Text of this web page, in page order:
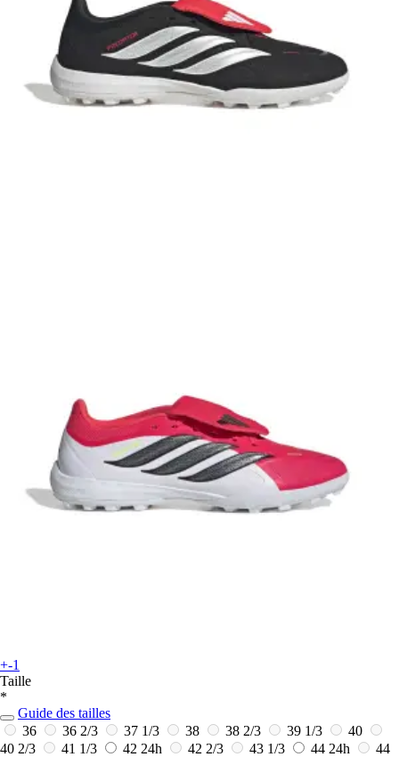
+-1
Taille
*
Guide des tailles
36
36 2/3 37 1/3 38 38 2/3 39 1/3
40
40 2/3
41 1/3 42 24h 42 2/3 43 1/3 44 24h
44